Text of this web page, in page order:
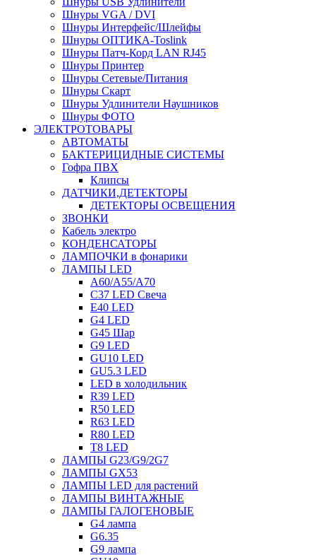
Шнуры VGA / DVI
Шнуры Интерфейс/Шлейфы
Шнуры ОПТИКА-Toslink
Шнуры Патч-Корд LAN RJ45
Шнуры Принтер
Шнуры Сетевые/Питания
Шнуры Скарт
Шнуры Удлинители Наушников
Шнуры ФОТО
ЭЛЕКТРОТОВАРЫ
АВТОМАТЫ
БАКТЕРИЦИДНЫЕ СИСТЕМЫ
Гофра ПВХ
Клипсы
ДАТЧИКИ,ДЕТЕКТОРЫ
ДЕТЕКТОРЫ ОСВЕЩЕНИЯ
ЗВОНКИ
Кабель электро
КОНДЕНСАТОРЫ
ЛАМПОЧКИ в фонарики
ЛАМПЫ LED
A60/A55/A70
C37 LED Свеча
E40 LED
G4 LED
G45 Шар
G9 LED
GU10 LED
GU5.3 LED
LED в холодильник
R39 LED
R50 LED
R63 LED
R80 LED
T8 LED
ЛАМПЫ G23/G9/2G7
ЛАМПЫ GX53
ЛАМПЫ LED для растений
ЛАМПЫ ВИНТАЖНЫЕ
ЛАМПЫ ГАЛОГЕНОВЫЕ
G4 лампа
G6.35
G9 лампа